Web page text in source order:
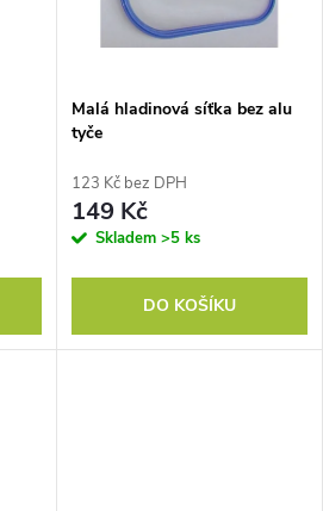
Malá hladinová síťka bez alu
tyče
123 Kč bez DPH
149 Kč
Skladem >5 ks
DO KOŠÍKU